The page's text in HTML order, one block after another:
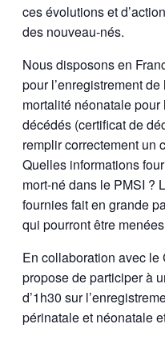
ces évolutions et
des nouveau-nés.
Nous disposons en
pour l’enregistrement
mortalité néonatale
décédés (certificat de
remplir correctement un
Quelles informations
mort-né dans le PMSI ?
fournies fait en grande
qui pourront être
En collaboration avec
propose de participer à
d’1h30 sur
périnatale et néonatale